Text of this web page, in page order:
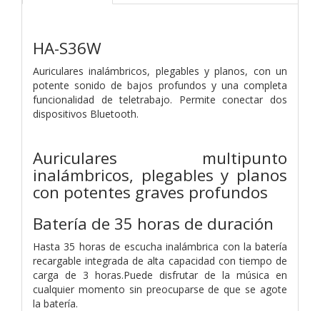
HA-S36W
Auriculares inalámbricos, plegables y planos, con un
potente sonido de bajos profundos y una completa
funcionalidad de teletrabajo. Permite conectar dos
dispositivos Bluetooth.
Auriculares multipunto
inalámbricos, plegables y planos
con potentes graves profundos
Batería de 35 horas de duración
Hasta 35 horas de escucha inalámbrica con la batería
recargable integrada de alta capacidad con tiempo de
carga de 3 horas.Puede disfrutar de la música en
cualquier momento sin preocuparse de que se agote
la batería.